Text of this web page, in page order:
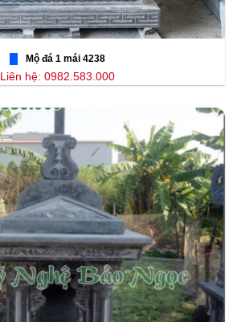
Mộ đá 1 mái 4238
Liên hệ: 0982.583.000